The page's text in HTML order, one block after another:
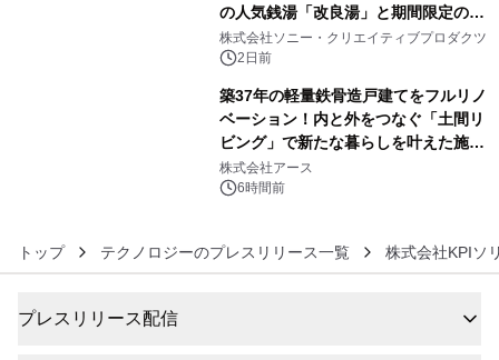
の人気銭湯「改良湯」と期間限定のコ
ラボレーション サウナイキタイコラ
ボグッズも発売決定！
株式会社ソニー・クリエイティブプロダクツ
2日前
築37年の軽量鉄骨造戸建てをフルリノ
ベーション！内と外をつなぐ「土間リ
ビング」で新たな暮らしを叶えた施工
事例を株式会社アースが公開
株式会社アース
6時間前
トップ テクノロジーのプレスリリース一覧 株式会社KPIソ
プレスリリース配信